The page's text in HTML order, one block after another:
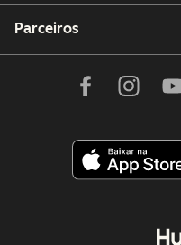
Parceiros